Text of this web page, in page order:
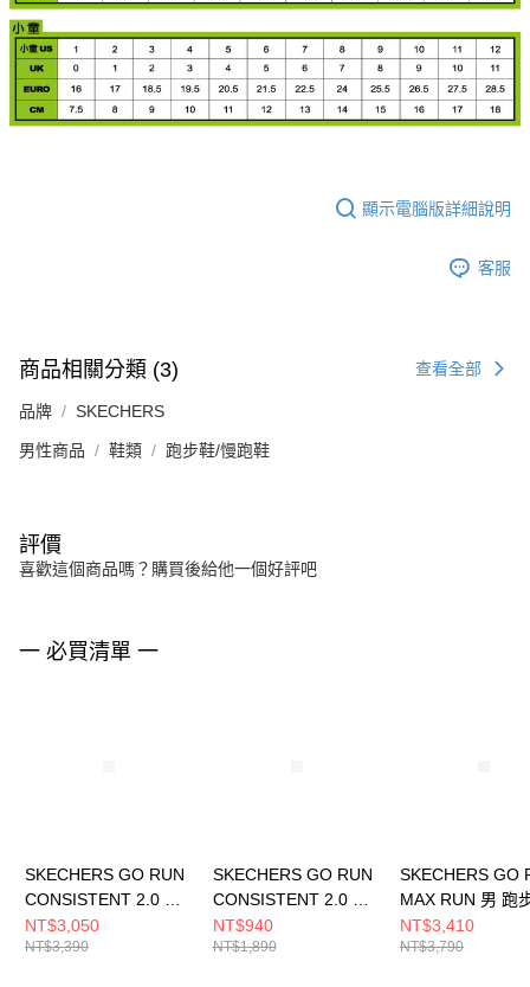
顯示電腦版詳細說明
客服
商品相關分類 (3) 查看全部
品牌 SKECHERS
男性商品 鞋類 跑步鞋/慢跑鞋
評價
喜歡這個商品嗎？購買後給他一個好評吧
一 必買清單 一
SKECHERS GO RUN
CONSISTENT 2.0 男
跑步鞋 220887BLK
NT$3,050
NT$3,390
SKECHERS GO RUN
CONSISTENT 2.0 女
童 休閒鞋
303924LPKBL
NT$940
NT$1,890
SKECHERS GO
MAX RUN 男 跑
221001CHAR
NT$3,410
NT$3,790